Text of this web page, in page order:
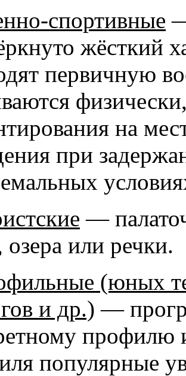
спортивные
жёсткий
первичную
на
при
—
или речки.
(юных
и др.) —
профилю
популярные